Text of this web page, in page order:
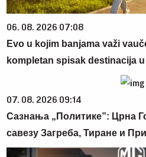
06. 08. 2026 07:08
Evo u kojim banjama važi
kompletan spisak destinacija
07. 08. 2026 09:14
Сазнања „Политике”: Црна
савезу Загреба, Тиране и